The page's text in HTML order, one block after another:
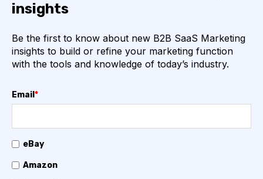
insights
Be the first to know about new B2B SaaS Marketing
insights to build or refine your marketing function
with the tools and knowledge of today’s industry.
Email *
eBay
Amazon